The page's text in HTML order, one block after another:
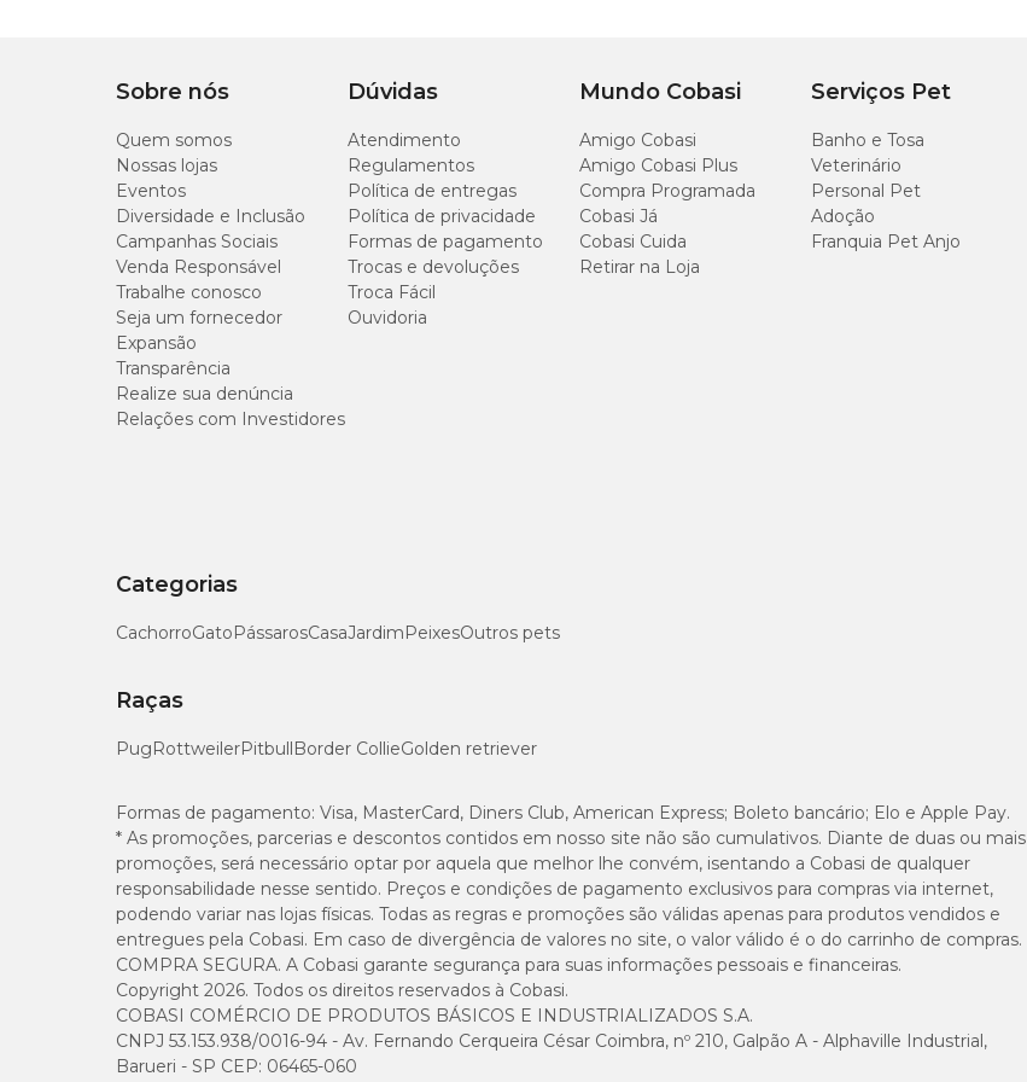
Prato Vasart: 'Não incluso'
Composição do Vaso
Produzido com a tecnologia de rotomoldagem e matéria prima polietileno (75% reciclado e 100% reciclável).
Sobre nós
Quem somos
Nossas lojas
Eventos
Diversidade e Inclusão
Campanhas Sociais
Venda Responsável
Trabalhe conosco
Seja um fornecedor
Expansão
Transparência
Realize sua denúncia
Relações com Investidores
Dúvidas
Atendimento
Regulamentos
Política de entregas
Política de privacidade
Formas de pagamento
Trocas e devoluções
Troca Fácil
Ouvidoria
Mundo Cobasi
Amigo Cobasi
Amigo Cobasi Plus
Compra Programada
Cobasi Já
Cobasi Cuida
Retirar na Loja
Serviços Pet
Banho e Tosa
Veterinário
Personal Pet
Adoção
Franquia Pet Anjo
Categorias
CachorroGatoPássarosCasaJardimPeixesOutros pets
Raças
PugRottweilerPitbullBorder CollieGolden retriever
Formas de pagamento: Visa, MasterCard, Diners Club, American Express; Boleto bancário; Elo e Apple Pay.
* As promoções, parcerias e descontos contidos em nosso site não são cumulativos. Diante de duas ou mais
promoções, será necessário optar por aquela que melhor lhe convém, isentando a Cobasi de qualquer
responsabilidade nesse sentido. Preços e condições de pagamento exclusivos para compras via internet,
podendo variar nas lojas físicas. Todas as regras e promoções são válidas apenas para produtos vendidos e
entregues pela Cobasi. Em caso de divergência de valores no site, o valor válido é o do carrinho de compras.
COMPRA SEGURA. A Cobasi garante segurança para suas informações pessoais e financeiras.
Copyright 2026. Todos os direitos reservados à Cobasi.
COBASI COMÉRCIO DE PRODUTOS BÁSICOS E INDUSTRIALIZADOS S.A.
CNPJ 53.153.938/0016-94 - Av. Fernando Cerqueira César Coimbra, nº 210, Galpão A - Alphaville Industrial,
Barueri - SP CEP: 06465-060